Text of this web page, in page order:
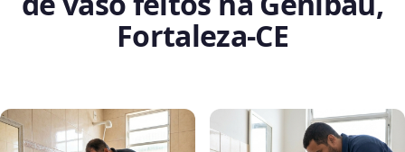
Fortaleza‑CE